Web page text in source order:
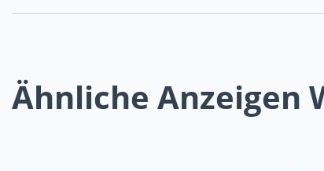
Ähnliche Anzeigen